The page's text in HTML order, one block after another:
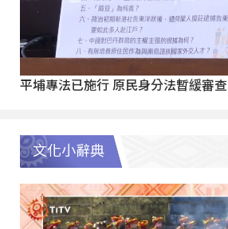
平埔專法已施行 原民身分法暫緩審查
文化小辭典